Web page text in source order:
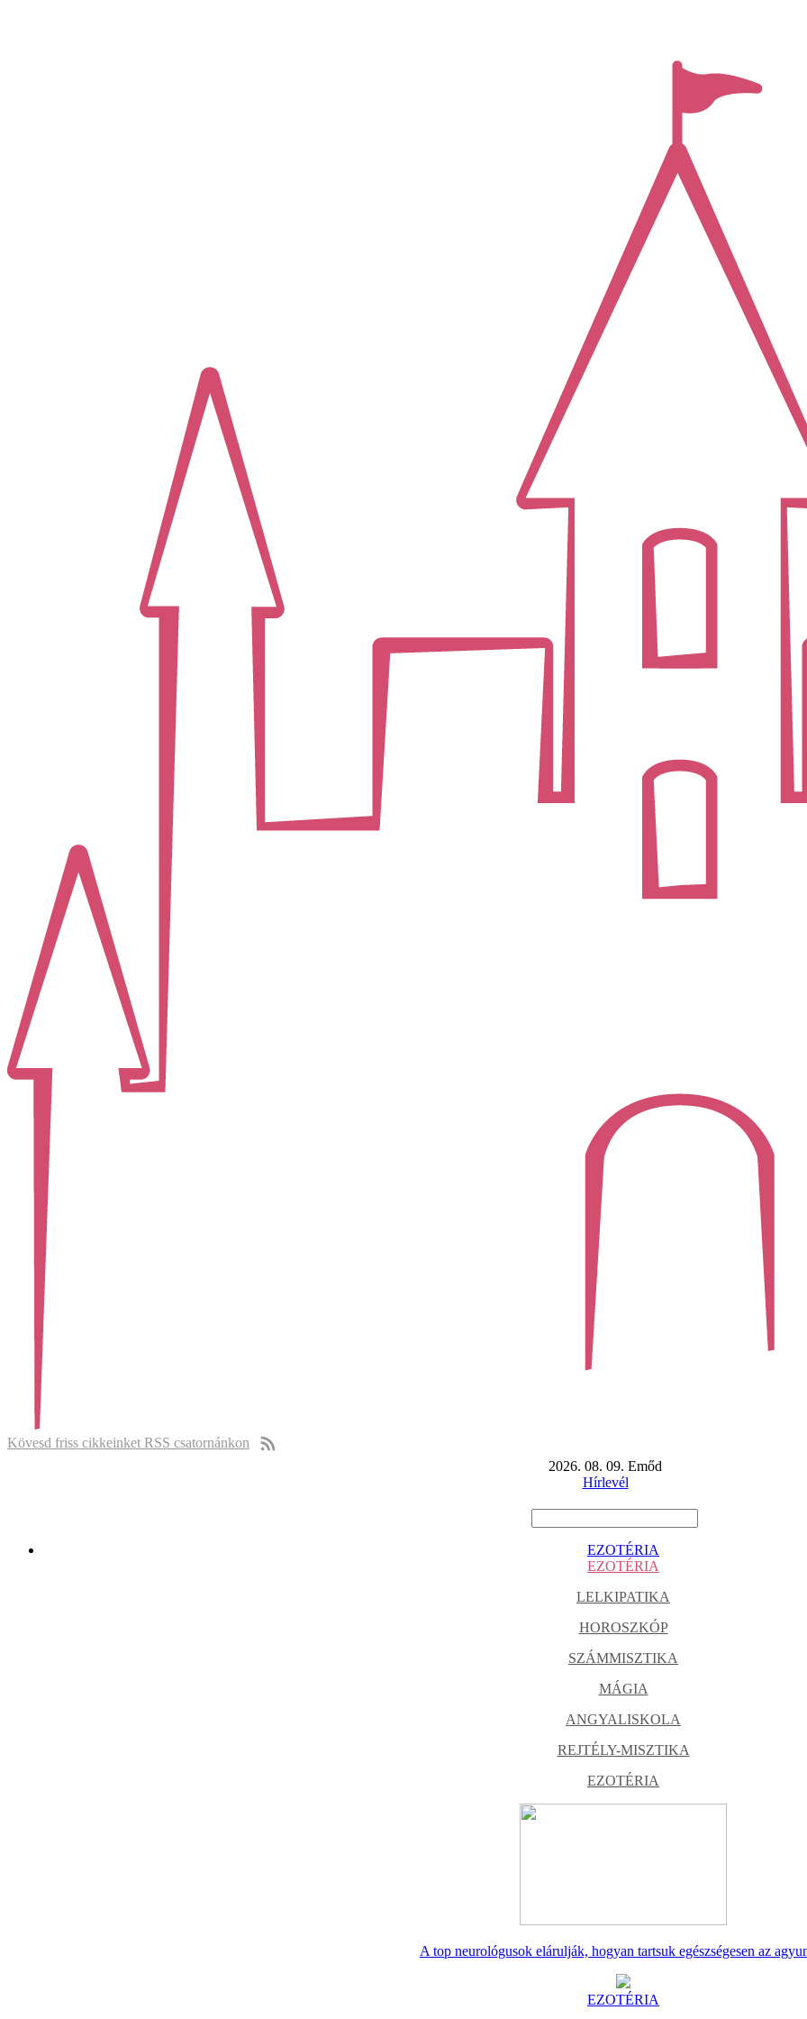
Kövesd friss cikkeinket RSS csatornánkon
2026. 08. 09. Emőd
Hírlevél
EZOTÉRIA
EZOTÉRIA
LELKIPATIKA
HOROSZKÓP
SZÁMMISZTIKA
MÁGIA
ANGYALISKOLA
REJTÉLY-MISZTIKA
EZOTÉRIA
A top neurológusok elárulják, hogyan tartsuk egészségesen az
EZOTÉRIA